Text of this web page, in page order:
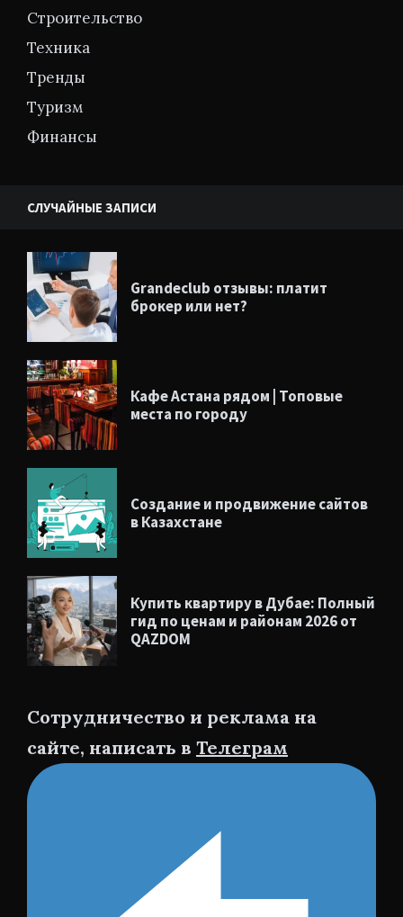
Строительство
Техника
Тренды
Туризм
Финансы
СЛУЧАЙНЫЕ ЗАПИСИ
Grandeclub отзывы: платит
брокер или нет?
Кафе Астана рядом | Топовые
места по городу
Создание и продвижение сайтов
в Казахстане
Купить квартиру в Дубае: Полный
гид по ценам и районам 2026 от
QAZDOM
Сотрудничество и реклама на
сайте, написать в Телеграм